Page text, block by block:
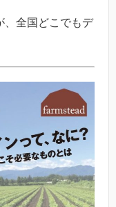
、全国どこでもデ